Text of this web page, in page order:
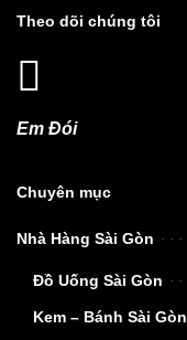
Theo dõi chúng tôi
Em Đói
Chuyên mục
Nhà Hàng Sài Gòn
Đồ Uống Sài Gòn
Kem – Bánh Sài Gòn